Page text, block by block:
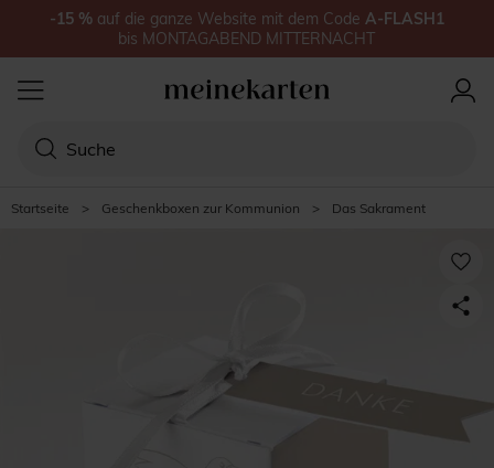
Startseite > Geschenkboxen zur Kommunion > Das Sakrament
-15 % auf die ganze Website mit dem Code A-FLASH1
bis MONTAGABEND MITTERNACHT